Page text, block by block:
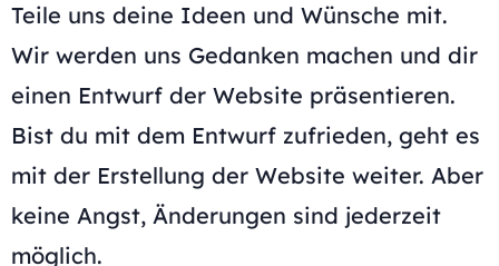
Teile uns deine Ideen und Wünsche mit.
Wir werden uns Gedanken machen und dir
einen Entwurf der Website präsentieren.
Bist du mit dem Entwurf zufrieden, geht es
mit der Erstellung der Website weiter. Aber
keine Angst, Änderungen sind jederzeit
möglich.